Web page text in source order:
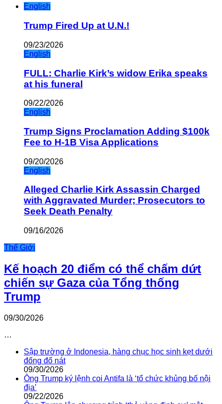
English
Trump Fired Up at U.N.!
09/23/2026
English
FULL: Charlie Kirk’s widow Erika speaks
at his funeral
09/22/2026
English
Trump Signs Proclamation Adding $100k
Fee to H-1B Visa Applications
09/20/2026
English
Alleged Charlie Kirk Assassin Charged
with Aggravated Murder; Prosecutors to
Seek Death Penalty
09/16/2026
Thế Giới
Kế hoạch 20 điểm có thể chấm dứt
chiến sự Gaza của Tổng thống
Trump
09/30/2026
…
Sập trường ở Indonesia, hàng chục học sinh kẹt dưới
đống đổ nát
09/30/2026
Ông Trump ký lệnh coi Antifa là ‘tổ chức khủng bố nội
địa’
09/22/2026